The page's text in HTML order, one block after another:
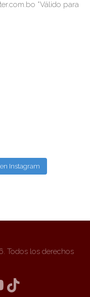
Instagram
Todos los derechos